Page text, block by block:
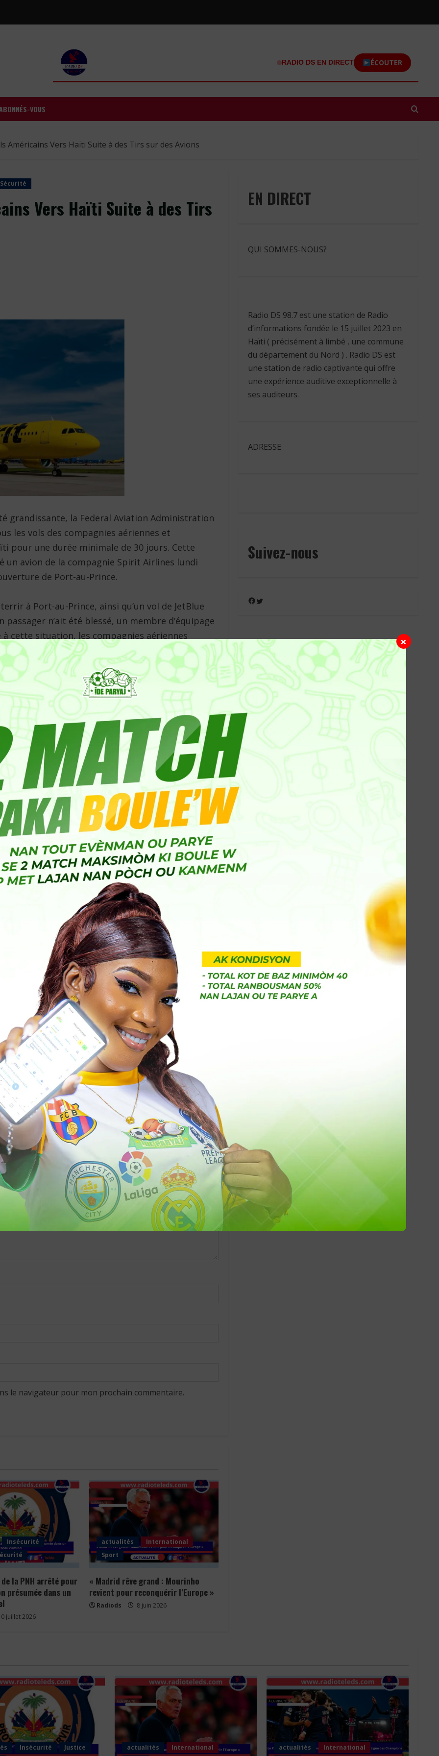
RADIO DS EN DIRECT ÉCOUTER
×
VOUS
Américains Vers Haïti Suite à des Tirs sur des Avions
Sécurité
Vers Haïti Suite à des Tirs
grandissante, la Federal Aviation Administration
les vols des compagnies aériennes et
pour une durée minimale de 30 jours. Cette
avion de la compagnie Spirit Airlines lundi
de Port-au-Prince.
à Port-au-Prince, ainsi qu’un vol de JetBlue
n’ait été blessé, un membre d’équipage
cette situation, les compagnies aériennes
annoncé l’annulation de ses vols jusqu’au 2
ses vols jusqu’à jeudi prochain. Spirit Airlines
Fort Lauderdale-Hollywood vers Port-au-Prince
interdisant les opérations de l’aviation civile
de 10 000 pieds. Cette interdiction
aux États-Unis, sauf pour les vols d’urgence et
l’approbation de la FAA.
aux menaces croissantes de violence et aux
Ces derniers ont intensifié leurs attaques
par le conseil présidentiel, qui a nommé Alix
Abinader, a qualifié ces tirs contre les avions de
la situation.
défis pour les voyages aériens et la sécurité
continuent de surveiller la situation de
pays et assurer la sécurité de ses citoyens et
42
Pour travailler, que ce soit dans le secteur public ou
privé, la CIN est obligatoire.
obligatoires sont indiqués avec
le navigateur pour mon prochain commentaire.
Insécurité
la PNH arrêté pour
présumée dans un
juillet 2026
actualités
International
Sport
« Madrid rêve grand : Mourinho
revient pour reconquérir l’Europe »
Radiods 8 juin 2026
EN DIRECT
QUI SOMMES-NOUS?
Radio DS 98.7 est une station de Radio
d’informations fondée le 15 juillet 2023 en
Haïti ( précisément à limbé , une commune
du département du Nord ) . Radio DS est
une station de radio captivante qui offre
une expérience auditive exceptionnelle à
ses auditeurs.
ADRESSE
Suivez-nous
Facebook
Twitter
Insécurité Justice actualités International actualités International